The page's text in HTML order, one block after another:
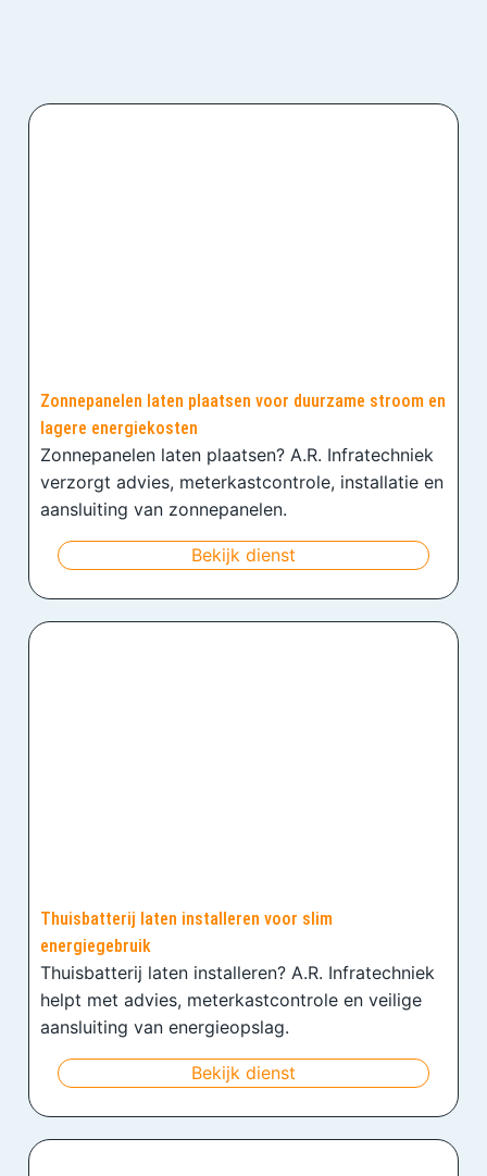
Zonnepanelen laten plaatsen voor duurzame stroom en
lagere energiekosten
Zonnepanelen laten plaatsen? A.R. Infratechniek
verzorgt advies, meterkastcontrole, installatie en
aansluiting van zonnepanelen.
Bekijk dienst
Thuisbatterij laten installeren voor slim
energiegebruik
Thuisbatterij laten installeren? A.R. Infratechniek
helpt met advies, meterkastcontrole en veilige
aansluiting van energieopslag.
Bekijk dienst